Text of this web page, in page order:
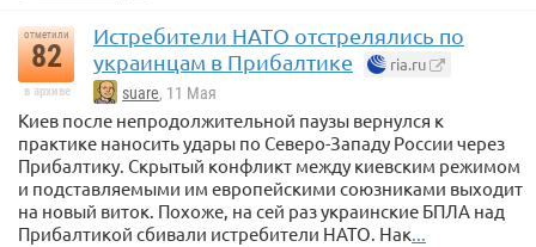
отметили
82
в архиве
Истребители НАТО отстрелялись по
украинцам в Прибалтике
ria.ru
suare, 11 Мая
Киев после непродолжительной паузы вернулся к
практике наносить удары по Северо-Западу России через
Прибалтику. Скрытый конфликт между киевским режимом
и подставляемыми им европейскими союзниками выходит
на новый виток. Похоже, на сей раз украинские БПЛА над
Прибалтикой сбивали истребители НАТО. Нак...